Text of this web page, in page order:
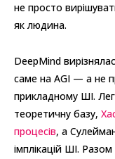
не просто
як людина.
DeepMind
саме на AGI — а не
прикладному ШІ.
теоретичну базу,
процесів, а
імплікацій ШІ.